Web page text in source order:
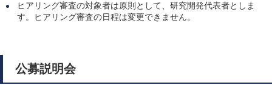
ヒアリング審査の対象者は原則として、研究開発代表者としま
す。ヒアリング審査の日程は変更できません。
公募説明会